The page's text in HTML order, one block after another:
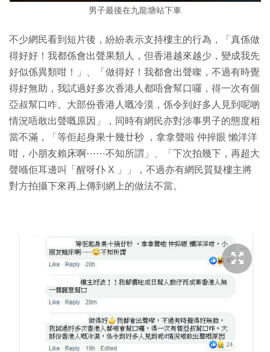
男子最後在九龍塘站下車
不少網民看到短片後，紛紛表示支持樓主的行為，「真係做
得好好！我都係會出聲果類人，但香港越來越少，變成我先
好似係異類咁！」、「做得好！我都會出聲㗎，不過有時覺
得好無助，我試過好多次香港人都唔會幫口囉，得一次有個
亞叔幫口咋。大部份香港人嘅冷漠，係令到好多人見到呢啲
情況唔敢出聲嘅原因」，同時有網民亦對涉事男子的態度相
當不滿，「等佢起身果十幾廿秒 ，拿拿聲啦 仲捽眼 懶洋洋
咁，小朋友賴床啊⋯⋯不知所謂」、「下次拍幾下，再超大
聲喺佢耳邊叫「醒呀仆 X 」」，不過亦有網民質疑樓主將
對方拍攝下來再上傳到網上的做法不當。